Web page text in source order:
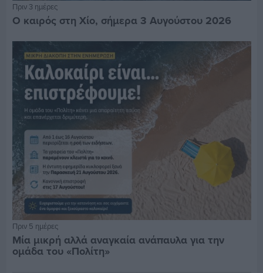
Πριν 3 ημέρες
Ο καιρός στη Χίο, σήμερα 3 Αυγούστου 2026
Πριν 5 ημέρες
Μία μικρή αλλά αναγκαία ανάπαυλα για την
ομάδα του «Πολίτη»